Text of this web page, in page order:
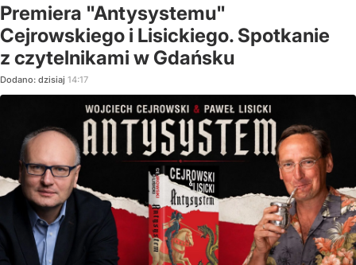
Premiera "Antysystemu"
Cejrowskiego i Lisickiego. Spotkanie
z czytelnikami w Gdańsku
Dodano: dzisiaj 14:17